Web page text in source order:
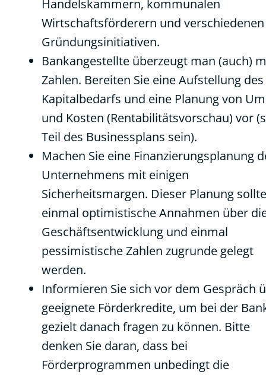
Handelskammern, kommunalen
Wirtschaftsförderern und verschiedenen
Gründungsinitiativen.
Bankangestellte überzeugt man (auch)
Zahlen. Bereiten Sie eine Aufstellung des
Kapitalbedarfs und eine Planung von
und Kosten (Rentabilitätsvorschau) vor
Teil des Businessplans sein).
Machen Sie eine Finanzierungsplanung
Unternehmens mit einigen
Sicherheitsmargen. Dieser Planung
einmal optimistische Annahmen über
Geschäftsentwicklung und einmal
pessimistische Zahlen zugrunde gelegt
werden.
Informieren Sie sich vor dem Gespräch
geeignete Förderkredite, um bei der
gezielt danach fragen zu können. Bitte
denken Sie daran, dass bei
Förderprogrammen unbedingt die